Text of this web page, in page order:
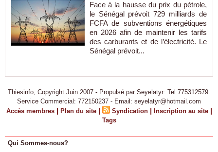
Face à la hausse du prix du pétrole,
le Sénégal prévoit 729 milliards de
FCFA de subventions énergétiques
en 2026 afin de maintenir les tarifs
des carburants et de l’électricité. Le
Sénégal prévoit...
Thiesinfo, Copyright Juin 2007 - Propulsé par Seyelatyr: Tel 775312579.
Service Commercial: 772150237 - Email: seyelatyr@hotmail.com
Accès membres | Plan du site | Syndication | Inscription au site |
Tags
Qui Sommes-nous?